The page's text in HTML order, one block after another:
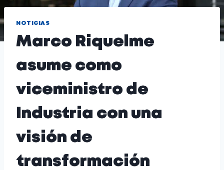
NOTICIAS
Marco Riquelme
asume como
viceministro de
Industria con una
visión de
transformación